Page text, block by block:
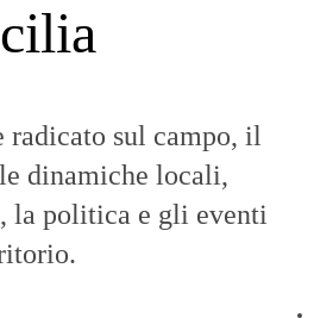
radicato sul campo, il
dinamiche locali,
la politica e gli eventi